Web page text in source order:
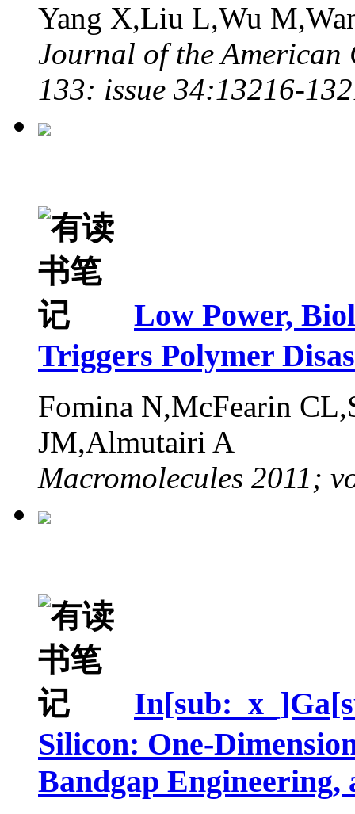
Yang X,Liu L,Wu
Journal of the American
133: issue 34:13216-
Low Power,
Triggers Polymer
Fomina N,McFearin
JM,Almutairi A
Macromolecules 2011;
Silicon: One-
Bandgap Engineering,